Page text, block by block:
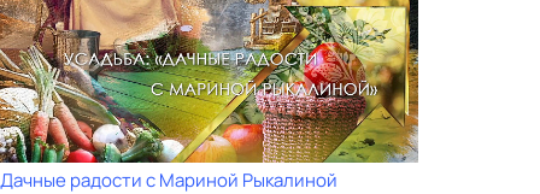
Дачные радости с Мариной Рыкалиной